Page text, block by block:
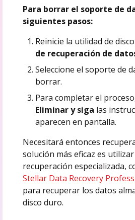
Para borrar el soporte de
siguientes pasos:
Reinicie la utilidad de
de recuperación de
Seleccione el soporte de
borrar.
Para completar el
Eliminar y siga las
aparecen en pantalla.
Necesitará entonces
solución más eficaz es
recuperación especializada,
Stellar Data Recovery
para recuperar los datos
disco duro.